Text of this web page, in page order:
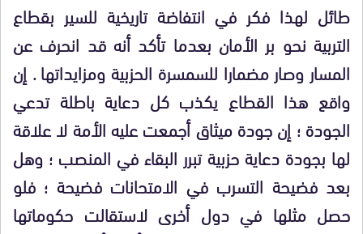
طائل لهذا فكر في انتفاضة تاريخية للسير بقطاع
التربية نحو بر الأمان بعدما تأكد أنه قد انحرف عن
المسار وصار مضمارا للسمسرة الحزبية ومزايداتها . إن
واقع هذا القطاع يكذب كل دعاية باطلة تدعي
الجودة ؛ إن جودة ميثاق أجمعت عليه الأمة لا علاقة
لها بجودة دعاية حزبية تبرر البقاء في المنصب ؛ وهل
بعد فضيحة التسرب في الامتحانات فضيحة ؛ فلو
حصل مثلها في دول أخرى لاستقالت حكوماتها